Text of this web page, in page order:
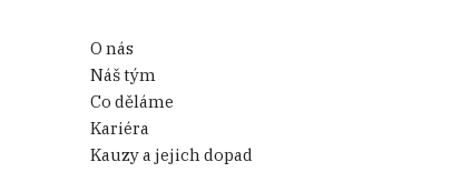
O nás
Náš tým
Co děláme
Kariéra
Kauzy a jejich dopad